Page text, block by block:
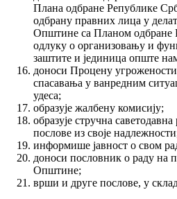
Плана одбране Републике
одбрану правних лица у
Општине са Планом одбране
одлуку о организовању и
заштите и јединица опште
доноси Процену
спасавања у ванредним
удеса;
образује жалбену комисију;
образује стручна
послове из своје
информише јавност о свом
доноси пословник о раду на
Општине;
врши и друге послове, у